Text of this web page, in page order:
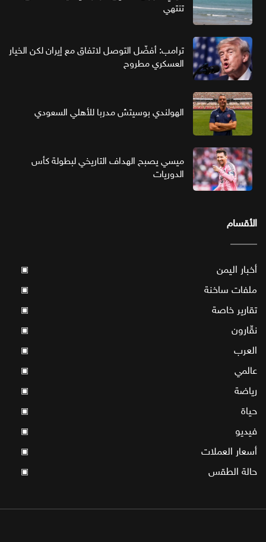
تنتهي
ترامب: أفضّل التوصل لاتفاق مع إيران لكن الخيار
العسكري مطروح
الهولندي بوسيتش مدربا للأهلي السعودي
ميسي يصبح الهداف التاريخي لبطولة كأس
الدوريات
الأقسام
أخبار اليمن ▣
ملفات ساخنة ▣
تقارير خاصة ▣
نقّارون ▣
العرب ▣
عالمي ▣
رياضة ▣
حياة ▣
فيديو ▣
أسعار العملات ▣
حالة الطقس ▣